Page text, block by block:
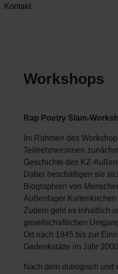
Kontakt
Workshops
Rap Poetry Slam-
Im Rahmen des
Teilnehmer:innen
Geschichte des KZ-
Dabei beschäftigen sie
Biographien von
Außenlager
Zudem geht es inhaltlich
gesellschaftlichen
Ort nach 1945 bis zur
Gedenkstätte im Jahr
Nach dem dialogisch und